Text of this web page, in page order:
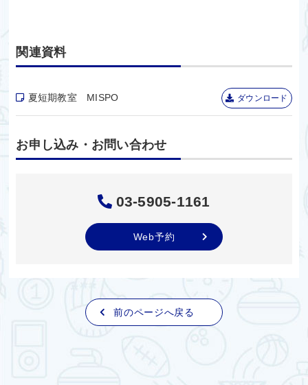
関連資料
夏短期教室 MISPO ダウンロード
お申し込み・お問い合わせ
03-5905-1161
Web予約
前のページへ戻る